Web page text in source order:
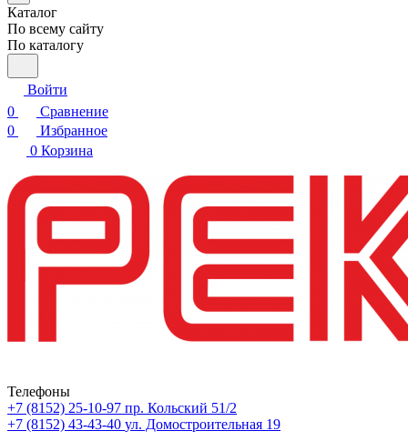
Каталог
По всему сайту
По каталогу
Войти
0
Сравнение
0
Избранное
0 Корзина
Телефоны
+7 (8152) 25-10-97 пр. Кольский 51/2
+7 (8152) 43-43-40 ул. Домостроительная 19